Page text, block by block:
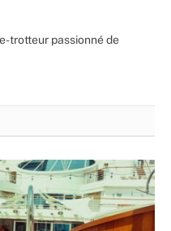
trotteur passionné de